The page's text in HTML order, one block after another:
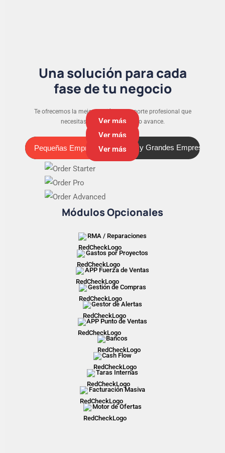
Una solución para cada
fase de tu negocio
Te ofrecemos la mejor versión y el soporte profesional que
necesitas para que tu negocio avance.
Pequeñas Empresas
Pequeñas Empresas Medianas y Grandes Empresas
Ver más
Ver más
Ver más
Módulos Opcionales
RMA / Reparaciones
Gastos por Proyectos
APP Fuerza de Ventas
Gestión de Compras
Gestor de Alertas
APP Punto de Ventas
Bancos
Cash Flow
Taras Internas
Facturación Masiva
Motor de Ofertas